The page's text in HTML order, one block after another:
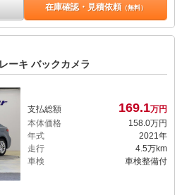
在庫確認・見積依頼（無料）
ーキ バックカメラ
支払総額 169.1万円
本体価格
158.0万円
年式
2021年
走行
4.5万km
車検
車検整備付